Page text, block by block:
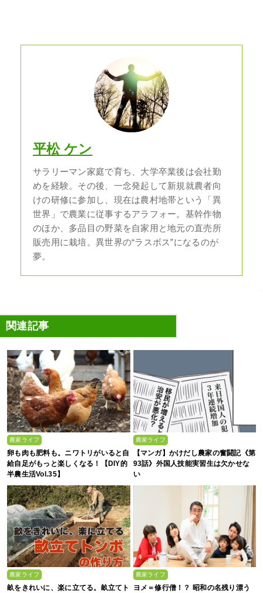
平松 ケン
サラリーマン家庭で育ち、大学卒業後は会社勤
めを経験。その後、一念発起して新規就農者向
けの研修に参加し、現在は農村地帯という「異
世界」で農業に従事するアラフォー。基幹作物
のほか、多品目の野菜を自家用と地元の直売所
販売用に栽培。異世界の“ラスボス”になるのが
夢。
関連記事
農家ライフ
卵も肉も肥料も。ニワトリがいると自
給自足がもっと楽しくなる！【DIY的
半農生活Vol.35】
農家ライフ
【マンガ】かけだし農家の奮闘記《第
93話》外国人技能実習生は欠かせな
い
農家ライフ
畝をきれいに、楽に立てる。畝立てト
農家ライフ
ヨメ＝修行僧！？ 昭和の名残り漂う